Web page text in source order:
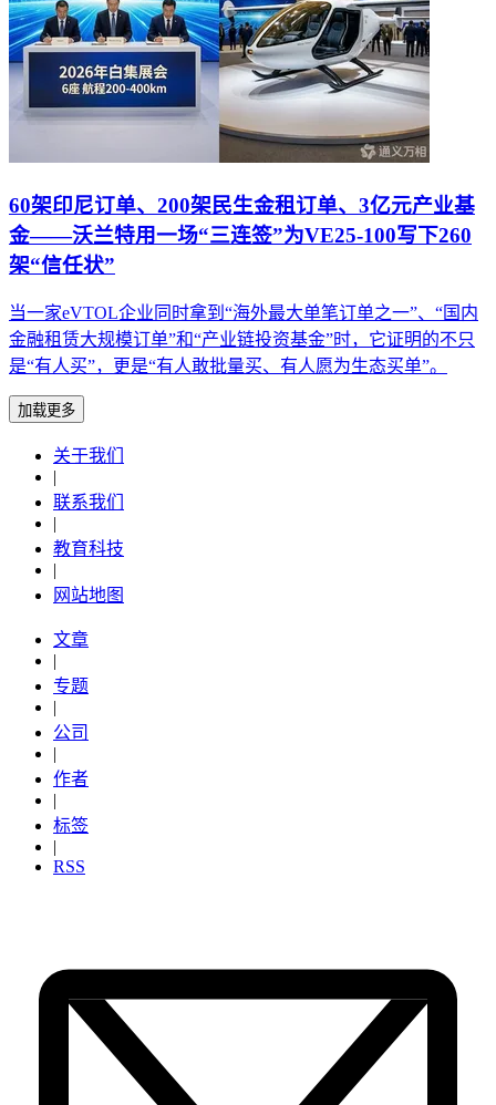
60架印尼订单、200架民生金租订单、3亿元产业基
金——沃兰特用一场“三连签”为VE25-100写下260
架“信任状”
当一家eVTOL企业同时拿到“海外最大单笔订单之一”、“国内
金融租赁大规模订单”和“产业链投资基金”时，它证明的不只
是“有人买”，更是“有人敢批量买、有人愿为生态买单”。
加载更多
关于我们
|
联系我们
|
教育科技
|
网站地图
文章
|
专题
|
公司
|
作者
|
标签
|
RSS